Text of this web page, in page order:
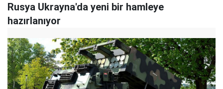
Rusya Ukrayna'da yeni bir hamleye
hazırlanıyor